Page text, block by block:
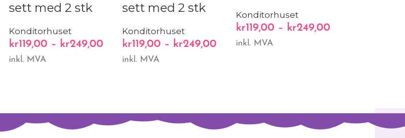
sett med 2 stk
Konditorhuset
kr119,00 – kr249,00
inkl. MVA
sett med 2 stk
Konditorhuset
kr119,00 – kr249,00
inkl. MVA
Konditorhuset
kr119,00 – kr249,00
inkl. MVA